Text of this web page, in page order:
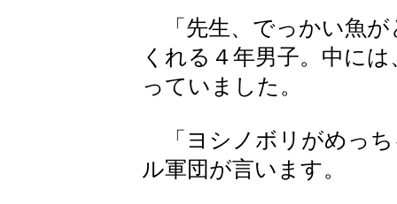
「先生、でっかい魚が
くれる４年男子。中に
っていました。
「ヨシノボリがめっち
ル軍団が言います。